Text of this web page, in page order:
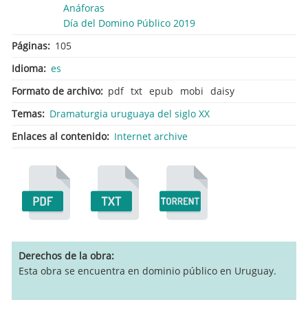
Anáforas
Día del Domino Público 2019
Páginas
105
Idioma es
Formato de archivo
pdf txt epub mobi daisy
Temas
Dramaturgia uruguaya del siglo XX
Enlaces al contenido
Internet archive
Derechos de la obra
Esta obra se encuentra en dominio público en Uruguay.